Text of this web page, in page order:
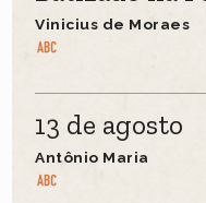
Vinicius de Moraes
13 de agosto
Antônio Maria